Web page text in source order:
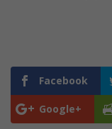
Facebook
Google+